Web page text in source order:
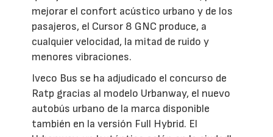
mejorar el confort acústico urbano y de los
pasajeros, el Cursor 8 GNC produce, a
cualquier velocidad, la mitad de ruido y
menores vibraciones.
Iveco Bus se ha adjudicado el concurso de
Ratp gracias al modelo Urbanway, el nuevo
autobús urbano de la marca disponible
también en la versión Full Hybrid. El